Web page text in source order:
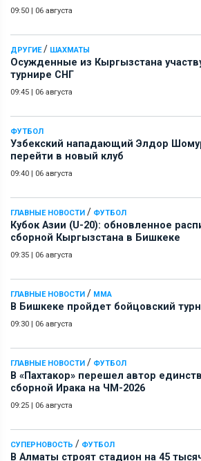
09:50 | 06 августа
ДРУГИЕ/ ШАХМАТЫ
Осужденные из Кыргызстана
турнире СНГ
09:45 | 06 августа
ФУТБОЛ
Узбекский нападающий Элдор
перейти в новый клуб
09:40 | 06 августа
ГЛАВНЫЕ НОВОСТИ / ФУТБОЛ
Кубок Азии (U-20): обновленное
сборной Кыргызстана в Бишкеке
09:35 | 06 августа
ГЛАВНЫЕ НОВОСТИ / ММА
В Бишкеке пройдет бойцовский
09:30 | 06 августа
ГЛАВНЫЕ НОВОСТИ / ФУТБОЛ
В «Пахтакор» перешел автор
сборной Ирака на ЧМ-2026
09:25 | 06 августа
СУПЕРНОВОСТЬ / ФУТБОЛ
В Алматы строят стадион на 45